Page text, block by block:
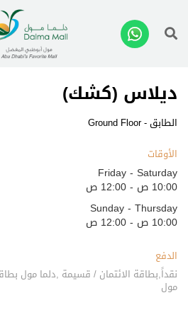
ديلاس (كشك)
الطابق - Ground Floor
الأوقات
Friday - Saturday
10:00 ص - 12:00 ص
Sunday - Thursday
10:00 ص - 12:00 ص
الدفع
نقداً,بطاقة الائتمان / قسيمة ,دلما مول
مول